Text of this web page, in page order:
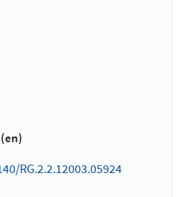
RG.2.2.12003.05924